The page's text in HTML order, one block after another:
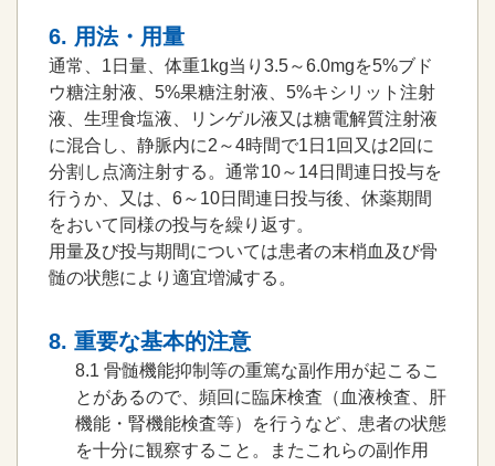
6. 用法・用量
通常、1日量、体重1kg当り3.5～6.0mgを5%ブド
ウ糖注射液、5%果糖注射液、5%キシリット注射
液、生理食塩液、リンゲル液又は糖電解質注射液
に混合し、静脈内に2～4時間で1日1回又は2回に
分割し点滴注射する。通常10～14日間連日投与を
行うか、又は、6～10日間連日投与後、休薬期間
をおいて同様の投与を繰り返す。
用量及び投与期間については患者の末梢血及び骨
髄の状態により適宜増減する。
8. 重要な基本的注意
8.1 骨髄機能抑制等の重篤な副作用が起こるこ
とがあるので、頻回に臨床検査（血液検査、肝
機能・腎機能検査等）を行うなど、患者の状態
を十分に観察すること。またこれらの副作用